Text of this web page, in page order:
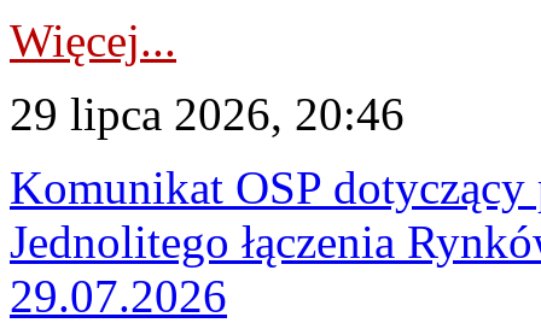
Więcej...
29 lipca 2026, 20:46
Komunikat OSP
Jednolitego łączenia
29.07.2026